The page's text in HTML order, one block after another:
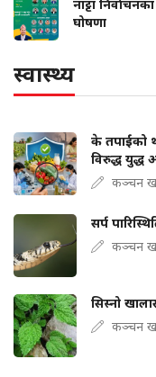
नाट्टा
घोषणा
स्वास्थ्य
के तपाईंको
विरुद्ध
कञ्चन
सर्प
कञ्चन
सिस्नो
कञ्चन